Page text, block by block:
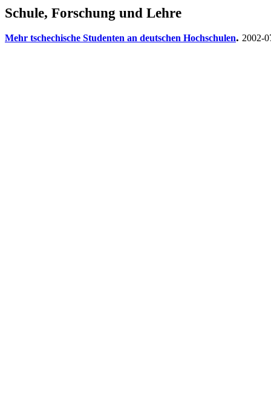
Schule, Forschung und Lehre
Mehr tschechische Studenten an deutschen Hochschulen. 2002-